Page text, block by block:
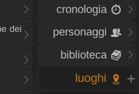
cronologia
personaggi
biblioteca
luoghi
dei